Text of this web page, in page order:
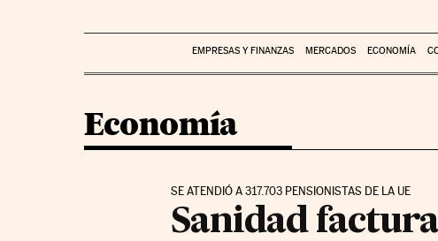
EMPRESAS Y FINANZAS MERCADOS ECONOMÍA
Economía
SE ATENDIÓ A 317.703 PENSIONISTAS DE LA UE
Sanidad